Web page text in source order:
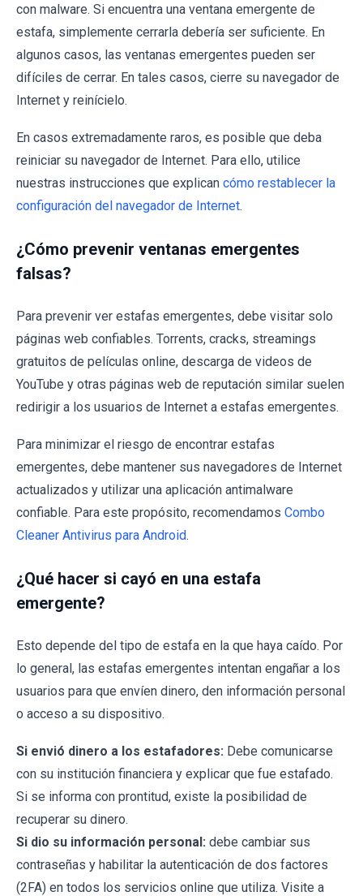
con malware. Si encuentra una ventana emergente de
estafa, simplemente cerrarla debería ser suficiente. En
algunos casos, las ventanas emergentes pueden ser
difíciles de cerrar. En tales casos, cierre su navegador de
Internet y reinícielo.
En casos extremadamente raros, es posible que deba
reiniciar su navegador de Internet. Para ello, utilice
nuestras instrucciones que explican cómo restablecer la
configuración del navegador de Internet.
¿Cómo prevenir ventanas emergentes
falsas?
Para prevenir ver estafas emergentes, debe visitar solo
páginas web confiables. Torrents, cracks, streamings
gratuitos de películas online, descarga de videos de
YouTube y otras páginas web de reputación similar suelen
redirigir a los usuarios de Internet a estafas emergentes.
Para minimizar el riesgo de encontrar estafas
emergentes, debe mantener sus navegadores de Internet
actualizados y utilizar una aplicación antimalware
confiable. Para este propósito, recomendamos Combo
Cleaner Antivirus para Android.
¿Qué hacer si cayó en una estafa
emergente?
Esto depende del tipo de estafa en la que haya caído. Por
lo general, las estafas emergentes intentan engañar a los
usuarios para que envíen dinero, den información personal
o acceso a su dispositivo.
Si envió dinero a los estafadores: Debe comunicarse
con su institución financiera y explicar que fue estafado.
Si se informa con prontitud, existe la posibilidad de
recuperar su dinero.
Si dio su información personal: debe cambiar sus
contraseñas y habilitar la autenticación de dos factores
(2FA) en todos los servicios online que utiliza. Visite a